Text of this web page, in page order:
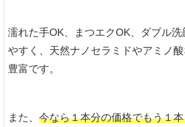
濡れた手OK、まつエクOK、ダブル
やすく、天然ナノセラミドやアミノ
豊富です。
また、 今なら１本分の価格でもう１